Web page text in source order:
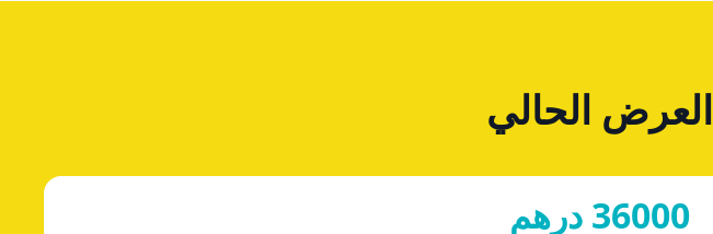
العرض الحالي
36000 درهم